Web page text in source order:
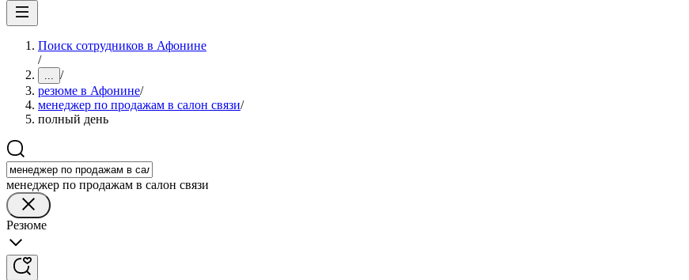
Поиск сотрудников в Афонине
/
... /
резюме в Афонине/
менеджер по продажам в салон связи/
полный день
менеджер по продажам в салон связи
Резюме